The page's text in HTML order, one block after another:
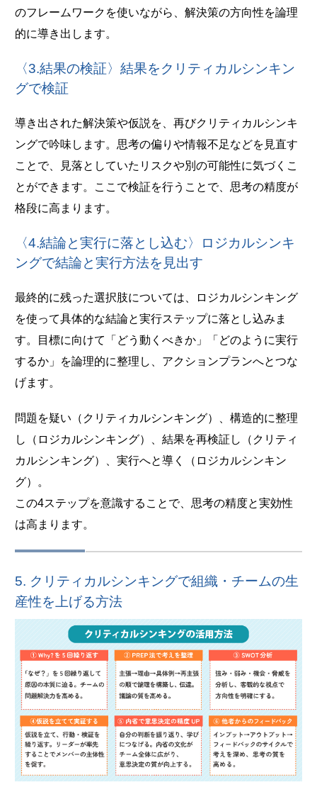
のフレームワークを使いながら、解決策の方向性を論理
的に導き出します。
〈3.結果の検証〉結果をクリティカルシンキン
グで検証
導き出された解決策や仮説を、再びクリティカルシンキ
ングで吟味します。思考の偏りや情報不足などを見直す
ことで、見落としていたリスクや別の可能性に気づくこ
とができます。ここで検証を行うことで、思考の精度が
格段に高まります。
〈4.結論と実行に落とし込む〉ロジカルシンキ
ングで結論と実行方法を見出す
最終的に残った選択肢については、ロジカルシンキング
を使って具体的な結論と実行ステップに落とし込みま
す。目標に向けて「どう動くべきか」「どのように実行
するか」を論理的に整理し、アクションプランへとつな
げます。
問題を疑い（クリティカルシンキング）、構造的に整理
し（ロジカルシンキング）、結果を再検証し（クリティ
カルシンキング）、実行へと導く（ロジカルシンキン
グ）。
この4ステップを意識することで、思考の精度と実効性
は高まります。
5. クリティカルシンキングで組織・チームの生
産性を上げる方法